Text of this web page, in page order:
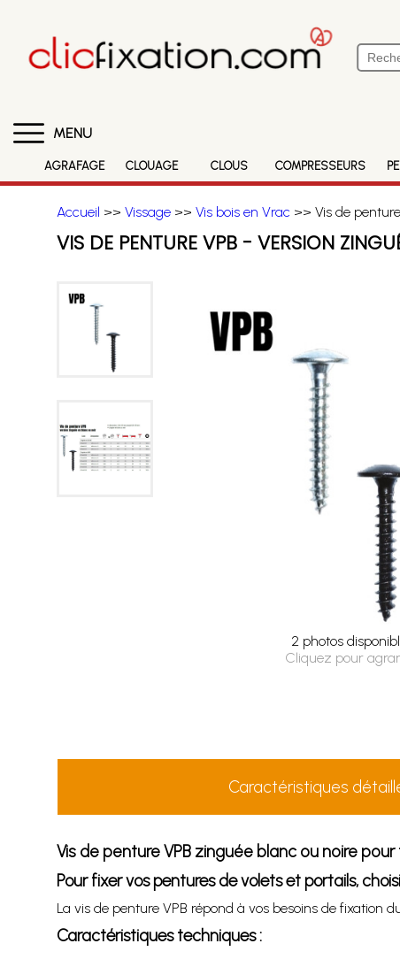
MENU
AGRAFAGE CLOUAGE CLOUS COMPRESSEURS
Accueil >> Vissage>> Vis bois en Vrac >> Vis de
VIS DE PENTURE VPB - VERSION
2 photos
Cliquez pour
Caractéristiques
Vis de penture VPB zinguée blanc ou noire
Pour fixer vos pentures de volets et portails,
La vis de penture VPB répond à vos besoins de fixation
Caractéristiques techniques :